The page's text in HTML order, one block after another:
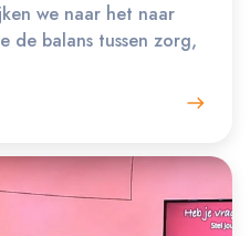
we naar het naar
de balans tussen zorg,